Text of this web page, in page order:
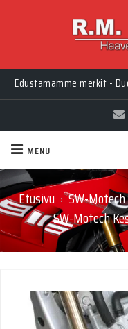
Edustamamme merkit -
MENU
Etusivu › SW-Motech
SW-Motech